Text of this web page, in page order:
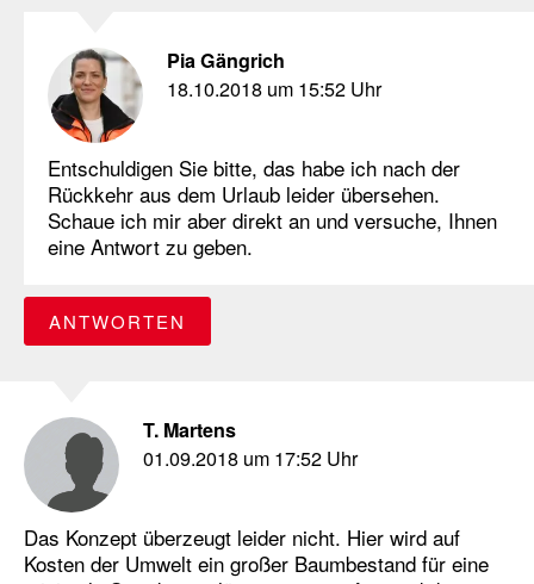
Pia Gängrich
18.10.2018 um 15:52 Uhr
Entschuldigen Sie bitte, das habe ich nach der
Rückkehr aus dem Urlaub leider übersehen.
Schaue ich mir aber direkt an und versuche, Ihnen
eine Antwort zu geben.
ANTWORTEN
T. Martens
01.09.2018 um 17:52 Uhr
Das Konzept überzeugt leider nicht. Hier wird auf
Kosten der Umwelt ein großer Baumbestand für eine